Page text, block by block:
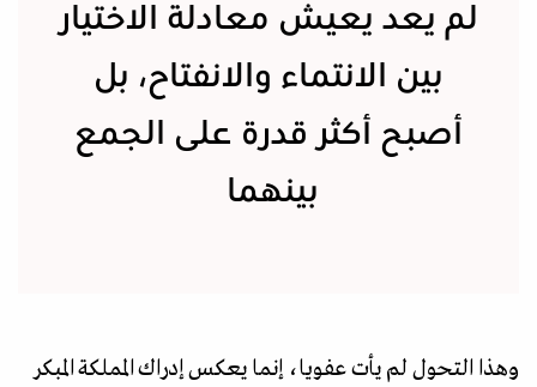
لم يعد يعيش معادلة الاختيار
بين الانتماء والانفتاح، بل
أصبح أكثر قدرة على الجمع
بينهما
وهذا التحول لم يأت عفويا، إنما يعكس إدراك المملكة المبكر